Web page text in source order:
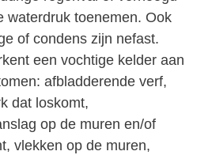
waterdruk toenemen. Ook
of condens zijn nefast.
een vochtige kelder aan
afbladderende verf,
dat loskomt,
op de muren en/of
vlekken op de muren,